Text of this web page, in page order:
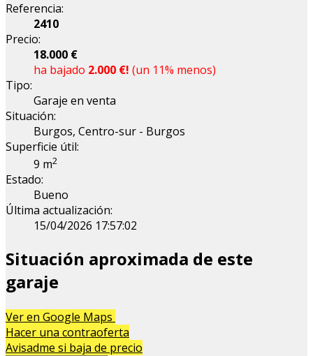
Referencia:
2410
Precio:
18.000 €
ha bajado 2.000 €! (un 11% menos)
Tipo:
Garaje en venta
Situación:
Burgos, Centro-sur - Burgos
Superficie útil:
9 m2
Estado:
Bueno
Última actualización:
15/04/2026 17:57:02
Situación aproximada de este
garaje
+
−
Ver en Google Maps
Hacer una contraoferta
Avisadme si baja de precio